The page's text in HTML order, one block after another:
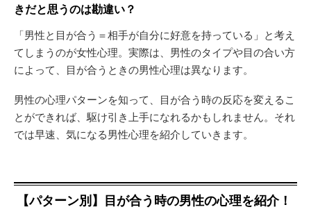
きだと思うのは勘違い？
「男性と目が合う＝相手が自分に好意を持っている」と考え
てしまうのが女性心理。実際は、男性のタイプや目の合い方
によって、目が合うときの男性心理は異なります。
男性の心理パターンを知って、目が合う時の反応を変えるこ
とができれば、駆け引き上手になれるかもしれません。それ
では早速、気になる男性心理を紹介していきます。
【パターン別】目が合う時の男性の心理を紹介！